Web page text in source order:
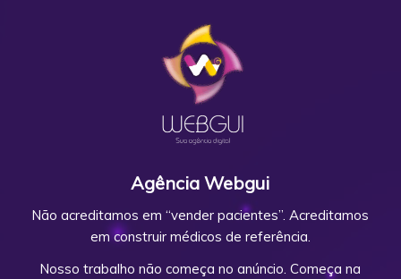
Agência Webgui
Não acreditamos em “vender pacientes”. Acreditamos
em construir médicos de referência.
Nosso trabalho não começa no anúncio. Começa na